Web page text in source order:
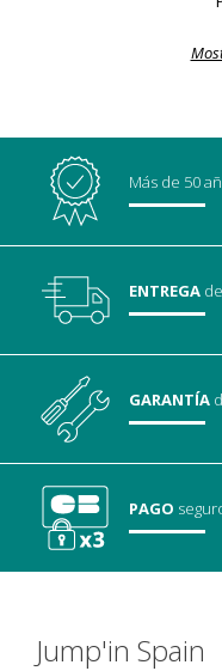
Más de 50
ENTREGA
GARANTÍA
PAGO
Jump'in Spain